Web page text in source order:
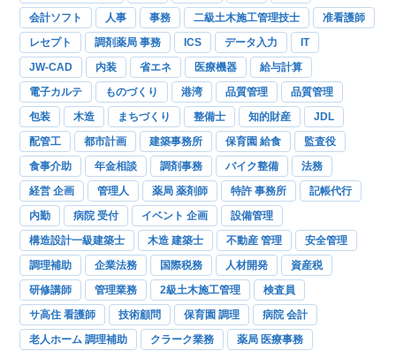
会計ソフト
人事 事務 二級土木施工管理技士
准看護師
レセプト
調剤薬局 事務 ICS データ入力
IT
JW-CAD
内装 省エネ 医療機器
給与計算
電子カルテ
ものづくり 港湾 品質管理
品質管理
包装
木造 まちづくり 整備士 知的財産
JDL
配管工
都市計画 建築事務所 保育園 給食
監査役
食事介助
年金相談 調剤事務 バイク整備
法務
経営 企画
管理人 薬局 薬剤師 特許 事務所
記帳代行
内勤
病院 受付 イベント 企画
設備管理
構造設計一級建築士
木造 建築士 不動産 管理
安全管理
調理補助
企業法務 国際税務 人材開発
資産税
研修講師
管理業務 2級土木施工管理
検査員
サ高住 看護師
技術顧問 保育園 調理
病院 会計
老人ホーム 調理補助
クラーク業務 薬局 医療事務